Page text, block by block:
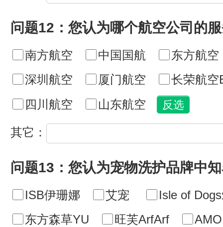
问题12：您认为哪个航空公司的
南方航空 中国国航
东方航空
深圳航空
厦门航空
长荣航空
四川航空
山东航空
其它：
问题13：您认为宠物洗护品牌中
ISB伊珊娜 艾宠
Isle of
东方森草YU
旺芙ArfArf